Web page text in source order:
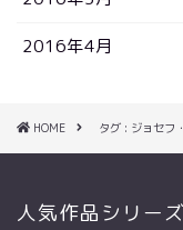
2016年4月
HOME タグ : ジョセフ
人気作品シリーズ